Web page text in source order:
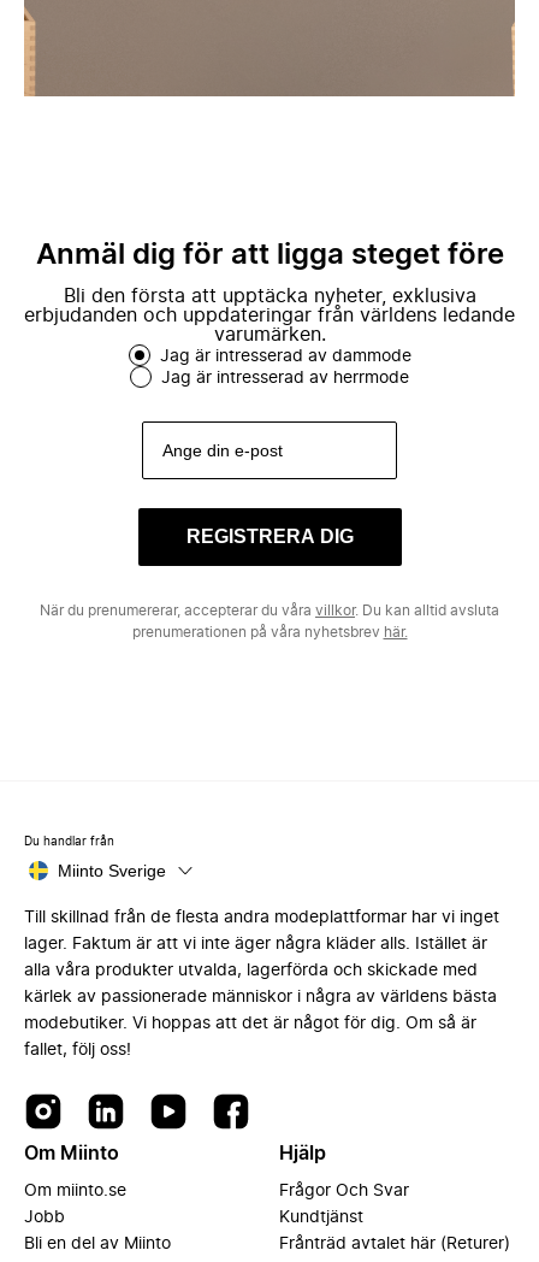
Anmäl dig för att ligga steget före
Bli den första att upptäcka nyheter, exklusiva
erbjudanden och uppdateringar från världens ledande
varumärken.
Jag är intresserad av dammode
Jag är intresserad av herrmode
REGISTRERA DIG
När du prenumererar, accepterar du våra villkor. Du kan alltid avsluta
prenumerationen på våra nyhetsbrev här.
Du handlar från
Miinto Sverige
Till skillnad från de flesta andra modeplattformar har vi inget
lager. Faktum är att vi inte äger några kläder alls. Istället är
alla våra produkter utvalda, lagerförda och skickade med
kärlek av passionerade människor i några av världens bästa
modebutiker. Vi hoppas att det är något för dig. Om så är
fallet, följ oss!
Om Miinto
Om miinto.se
Jobb
Bli en del av Miinto
Hjälp
Frågor Och Svar
Kundtjänst
Frånträd avtalet här (Returer)